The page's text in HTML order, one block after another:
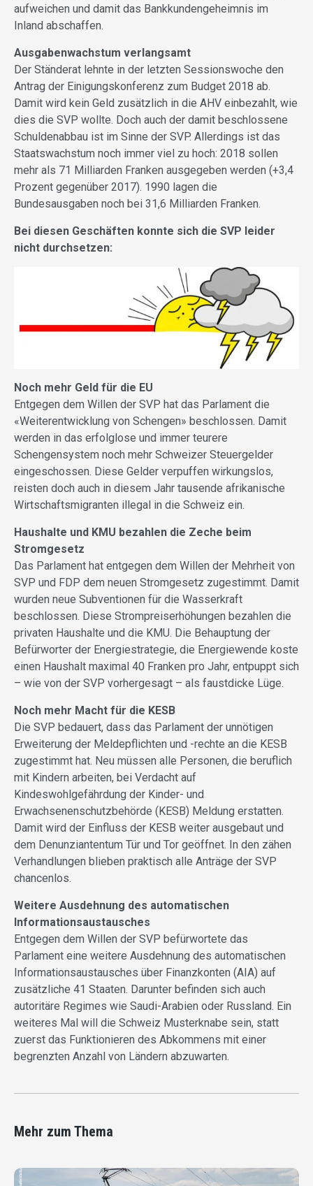
aufweichen und damit das Bankkundengeheimnis im
Inland abschaffen.
Ausgabenwachstum verlangsamt
Der Ständerat lehnte in der letzten Sessionswoche den
Antrag der Einigungskonferenz zum Budget 2018 ab.
Damit wird kein Geld zusätzlich in die AHV einbezahlt, wie
dies die SVP wollte. Doch auch der damit beschlossene
Schuldenabbau ist im Sinne der SVP. Allerdings ist das
Staatswachstum noch immer viel zu hoch: 2018 sollen
mehr als 71 Milliarden Franken ausgegeben werden (+3,4
Prozent gegenüber 2017). 1990 lagen die
Bundesausgaben noch bei 31,6 Milliarden Franken.
Bei diesen Geschäften konnte sich die SVP leider
nicht durchsetzen:
Noch mehr Geld für die EU
Entgegen dem Willen der SVP hat das Parlament die
«Weiterentwicklung von Schengen» beschlossen. Damit
werden in das erfolglose und immer teurere
Schengensystem noch mehr Schweizer Steuergelder
eingeschossen. Diese Gelder verpuffen wirkungslos,
reisten doch auch in diesem Jahr tausende afrikanische
Wirtschaftsmigranten illegal in die Schweiz ein.
Haushalte und KMU bezahlen die Zeche beim
Stromgesetz
Das Parlament hat entgegen dem Willen der Mehrheit von
SVP und FDP dem neuen Stromgesetz zugestimmt. Damit
wurden neue Subventionen für die Wasserkraft
beschlossen. Diese Strompreiserhöhungen bezahlen die
privaten Haushalte und die KMU. Die Behauptung der
Befürworter der Energiestrategie, die Energiewende koste
einen Haushalt maximal 40 Franken pro Jahr, entpuppt sich
– wie von der SVP vorhergesagt – als faustdicke Lüge.
Noch mehr Macht für die KESB
Die SVP bedauert, dass das Parlament der unnötigen
Erweiterung der Meldepflichten und -rechte an die KESB
zugestimmt hat. Neu müssen alle Personen, die beruflich
mit Kindern arbeiten, bei Verdacht auf
Kindeswohlgefährdung der Kinder- und
Erwachsenenschutzbehörde (KESB) Meldung erstatten.
Damit wird der Einfluss der KESB weiter ausgebaut und
dem Denunziantentum Tür und Tor geöffnet. In den zähen
Verhandlungen blieben praktisch alle Anträge der SVP
chancenlos.
Weitere Ausdehnung des automatischen
Informationsaustausches
Entgegen dem Willen der SVP befürwortete das
Parlament eine weitere Ausdehnung des automatischen
Informationsaustausches über Finanzkonten (AIA) auf
zusätzliche 41 Staaten. Darunter befinden sich auch
autoritäre Regimes wie Saudi-Arabien oder Russland. Ein
weiteres Mal will die Schweiz Musterknabe sein, statt
zuerst das Funktionieren des Abkommens mit einer
begrenzten Anzahl von Ländern abzuwarten.
Mehr zum Thema